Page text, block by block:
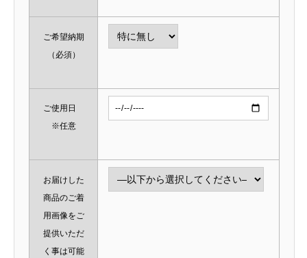
ご希望納期
（必須）
ご使用日
※任意
お届けした
商品のご着
用画像をご
提供いただ
く事は可能